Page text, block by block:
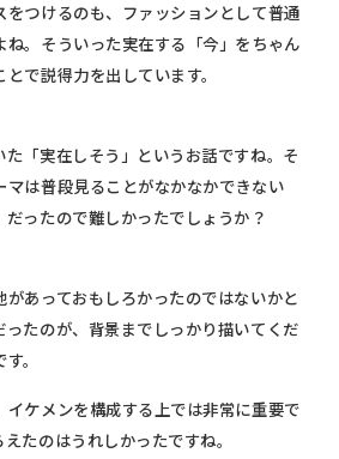
をつけるのも、ファッションとして普通
ね。そういった実在する「今」をちゃん
とで説得力を出しています。
「実在しそう」というお話ですね。そ
マは普段見ることがなかなかできない
だったので難しかったでしょうか？
あっておもしろかったのではないかと
ったのが、背景までしっかり描いてくだ
。
イケメンを構成する上では非常に重要で
たのはうれしかったですね。